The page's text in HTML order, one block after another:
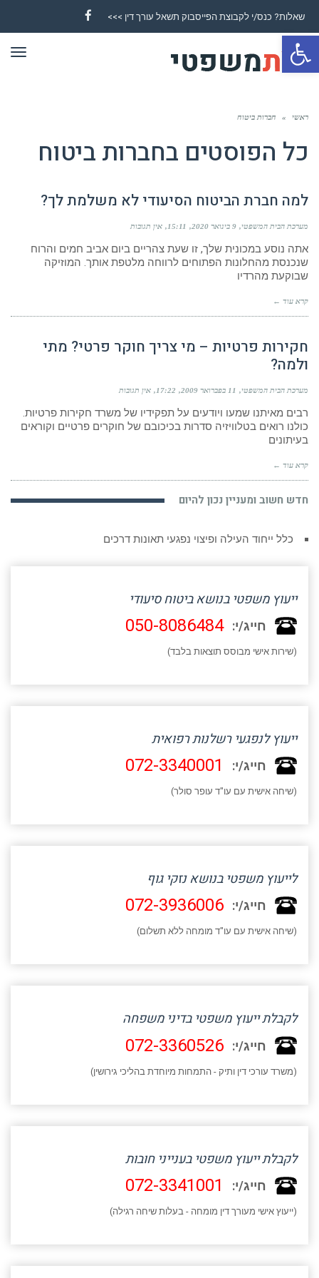
פתח סרגל נגישות
שאלות? כנס/י לקבוצת הפייסבוק תשאל עורך דין >>>
Facebook
ראשי » חברות ביטוח
כל הפוסטים בחברות ביטוח
למה חברת הביטוח הסיעודי לא משלמת לך?
מערכת הבית המשפטי 9 בינואר 2020 15:11 אין תגובות
אתה נוסע במכונית שלך, זו שעת צהריים ביום אביב חמים והרוח
שנכנסת מהחלונות הפתוחים לרווחה מלטפת אותך. המוזיקה
שבוקעת מהרדיו
קרא עוד ←
חקירות פרטיות – מי צריך חוקר פרטי? מתי
ולמה?
מערכת הבית המשפטי 11 בפברואר 2009 17:22 אין תגובות
רבים מאיתנו שמעו ויודעים על תפקידיו של משרד חקירות פרטיות.
כולנו רואים בטלוויזיה סדרות בכיכובם של חוקרים פרטיים וקוראים
בעיתונים
קרא עוד ←
חדש חשוב ומעניין נכון להיום
כלל ייחוד העילה ופיצוי נפגעי תאונות דרכים
ייעוץ משפטי בנושא ביטוח סיעודי
חייג/י: 050-8086484
(שירות אישי מבוסס תוצאות בלבד)
ייעוץ לנפגעי רשלנות רפואית
חייג/י: 072-3340001
(שיחה אישית עם עו"ד עופר סולר)
לייעוץ משפטי בנושא נזקי גוף
חייג/י: 072-3936006
(שיחה אישית עם עו"ד מומחה ללא תשלום)
לקבלת ייעוץ משפטי בדיני משפחה
חייג/י: 072-3360526
(משרד עורכי דין ותיק - התמחות מיוחדת בהליכי גירושין)
לקבלת ייעוץ משפטי בענייני חובות
חייג/י: 072-3341001
(ייעוץ אישי מעורך דין מומחה - בעלות שיחה רגילה)